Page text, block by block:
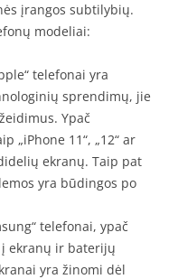
įrangos subtilybių.
modeliai:
telefonai yra
sprendimų, jie
Ypač
„iPhone 11“, „12“ ar
ekranų. Taip pat
yra būdingos po
telefonai, ypač
į ekranų ir baterijų
yra žinomi dėl